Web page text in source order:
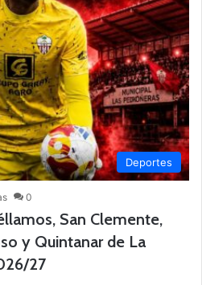
Deportes
0
San Clemente,
y Quintanar de La
27